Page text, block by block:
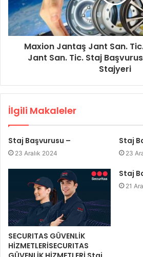
Maxion Jantaş Jant San.
Jant San. Tic. Staj
Stajyeri
İlgili Makaleler
Staj Başvurusu –
23 Aralık 2024
Staj
23
SECURITAS GÜVENLİK
HİZMETLERİSECURITAS
Staj
21